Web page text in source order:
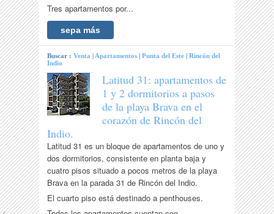
Tres apartamentos por...
sepa más
Buscar :Venta | Apartamentos |Punta del Este |Rincón del
Indio
Latitud 31: apartamentos de
1 y 2 dormitorios a pasos
de la playa Brava en el
corazón de Rincón del
Indio.
Latitud 31 es un bloque de apartamentos de uno y
dos dormitorios, consistente en planta baja y
cuatro pisos situado a pocos metros de la playa
Brava en la parada 31 de Rincón del Indio.
El cuarto piso está destinado a penthouses.